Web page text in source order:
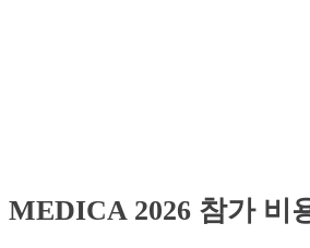
MEDICA 2026 참가 비